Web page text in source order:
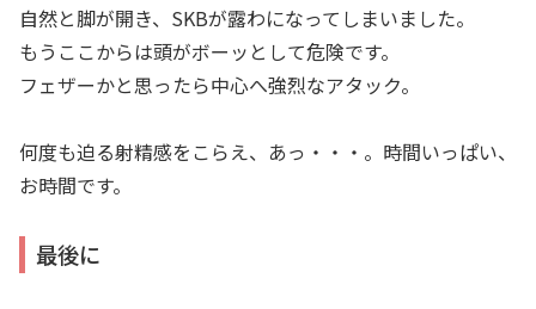
自然と脚が開き、SKBが露わになってしまいました。
もうここからは頭がボーッとして危険です。
フェザーかと思ったら中心へ強烈なアタック。
何度も迫る射精感をこらえ、あっ・・・。時間いっぱい、
お時間です。
最後に